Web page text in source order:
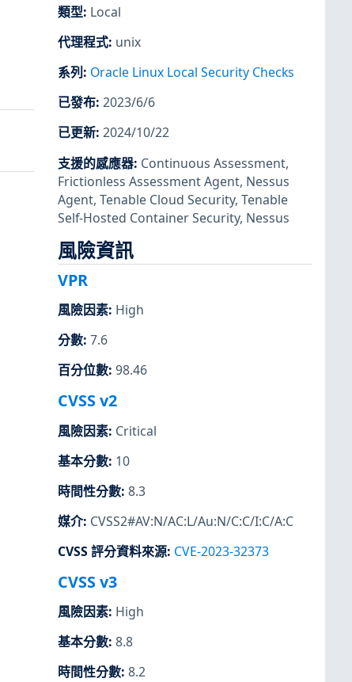
類型: Local
代理程式: unix
系列 : Oracle Linux Local Security Checks
已發布: 2023/6/6
已更新: 2024/10/22
支援的感應器: Continuous Assessment,
Frictionless Assessment Agent, Nessus
Agent, Tenable Cloud Security, Tenable
Self-Hosted Container Security, Nessus
風險資訊
VPR
風險因素: High
分數: 7.6
百分位數: 98.46
CVSS v2
風險因素: Critical
基本分數: 10
時間性分數: 8.3
媒介: CVSS2#AV:N/AC:L/Au:N/C:C/I:C/A:C
CVSS 評分資料來源: CVE-2023-32373
CVSS v3
風險因素: High
基本分數: 8.8
時間性分數: 8.2